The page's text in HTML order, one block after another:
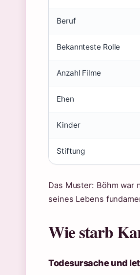
Beruf
Bekannteste Rolle
Anzahl Filme
Ehen
Kinder
Stiftung
Das Muster: Böhm war
seines Lebens
Wie starb
Todesursache und